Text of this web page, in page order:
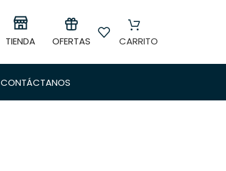
TIENDA OFERTAS CARRITO
CONTÁCTANOS